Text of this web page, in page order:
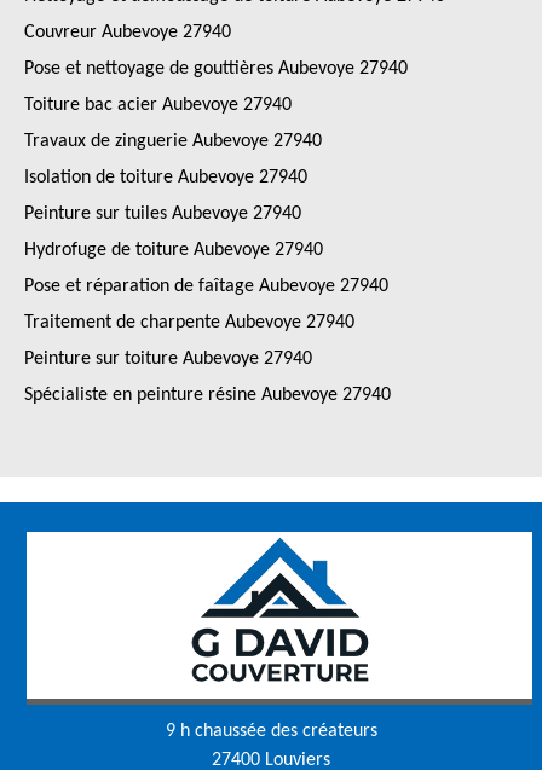
Couvreur Aubevoye 27940
Pose et nettoyage de gouttières Aubevoye 27940
Toiture bac acier Aubevoye 27940
Travaux de zinguerie Aubevoye 27940
Isolation de toiture Aubevoye 27940
Peinture sur tuiles Aubevoye 27940
Hydrofuge de toiture Aubevoye 27940
Pose et réparation de faîtage Aubevoye 27940
Traitement de charpente Aubevoye 27940
Peinture sur toiture Aubevoye 27940
Spécialiste en peinture résine Aubevoye 27940
9 h chaussée des créateurs
27400 Louviers